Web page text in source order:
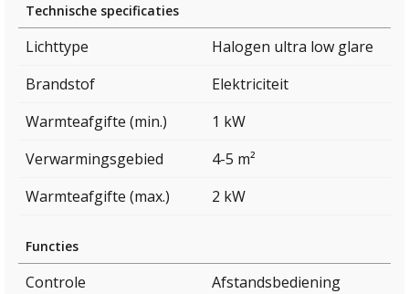
Technische specificaties
Lichttype
Halogen ultra low glare
Brandstof
Elektriciteit
Warmteafgifte (min.)
1 kW
Verwarmingsgebied
4-5 m²
Warmteafgifte (max.)
2 kW
Functies
Controle
Afstandsbediening